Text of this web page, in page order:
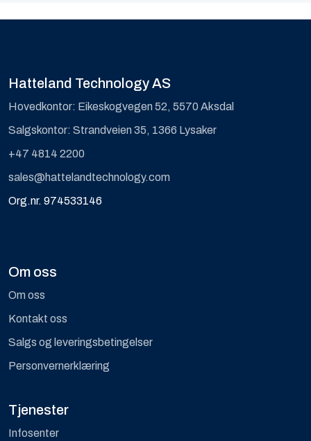
Hatteland Technology AS
Hovedkontor: Eikeskogvegen 52, 5570 Aksdal
Salgskontor: Strandveien 35, 1366 Lysaker
+47 4814 2200
sales@hattelandtechnology.com
Org.nr. 974533146
Om oss
Om oss
Kontakt oss
Salgs og leveringsbetingelser
Personvernerklæring
Tjenester
Infosenter